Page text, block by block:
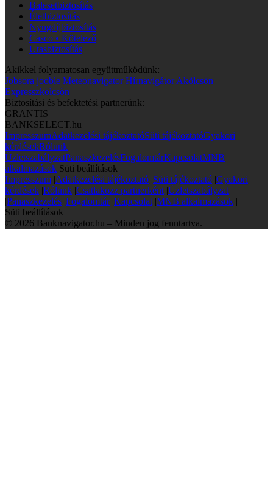
Balesetbiztosítás
Életbiztosítás
Nyugdíjbiztosítás
Casco • Kötelező
Utasbiztosítás
Akikkel folyamatosan együttműködünk:
Jobsora jooble Meteonavigator Hírnavigátor Akölcsön
Expresszkölcsön
Biztosítási és befektetési partnerünk:
GRANTIS
BANKSELECT.hu
ImpresszumAdatkezelési tájékoztatóSüti tájékoztatóGyakori
kérdésekRólunk
ÜzletszabályzatPanaszkezelésFogalomtárKapcsolatMNB
alkalmazások Süti beállítások
Impresszum |Adatkezelési tájékoztató |Süti tájékoztató |Gyakori
kérdések |Rólunk |Csatlakozz partnerként |Üzletszabályzat
|Panaszkezelés |Fogalomtár |Kapcsolat |MNB alkalmazások |
Süti beállítások
© 2026 Banknavigator.hu – Minden jog fenntartva.